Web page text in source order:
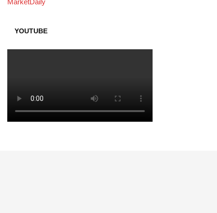
MarketDaily
YOUTUBE